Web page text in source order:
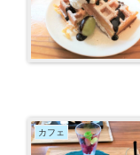
カフェ